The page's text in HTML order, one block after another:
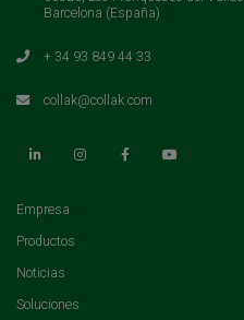
Barcelona (España)
+ 34 93 849 44 33
collak@collak.com
Empresa
Productos
Noticias
Soluciones